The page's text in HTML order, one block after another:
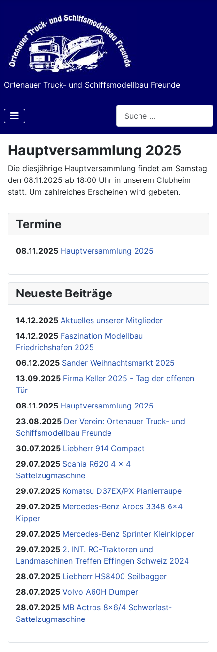
Ortenauer Truck- und Schiffsmodellbau Freunde
Type 2 or more characters
Hauptversammlung 2025
Die diesjährige Hauptversammlung findet am Samstag
den 08.11.2025 ab 18:00 Uhr in unserem Clubheim
statt. Um zahlreiches Erscheinen wird gebeten.
Termine
08.11.2025 Hauptversammlung 2025
Neueste Beiträge
14.12.2025 Aktuelles unserer Mitglieder
14.12.2025 Faszination Modellbau
Friedrichshafen 2025
06.12.2025 Sander Weihnachtsmarkt 2025
13.09.2025 Firma Keller 2025 - Tag der offenen
Tür
08.11.2025 Hauptversammlung 2025
23.08.2025 Der Verein: Ortenauer Truck- und
Schiffsmodellbau Freunde
30.07.2025 Liebherr 914 Compact
29.07.2025 Scania R620 4 x 4
Sattelzugmaschine
29.07.2025 Komatsu D37EX/PX Planierraupe
29.07.2025 Mercedes-Benz Arocs 3348 6x4
Kipper
29.07.2025 Mercedes-Benz Sprinter Kleinkipper
29.07.2025 2. INT. RC-Traktoren und
Landmaschinen Treffen Effingen Schweiz 2024
28.07.2025 Liebherr HS8400 Seilbagger
28.07.2025 Volvo A60H Dumper
28.07.2025 MB Actros 8x6/4 Schwerlast-
Sattelzugmaschine